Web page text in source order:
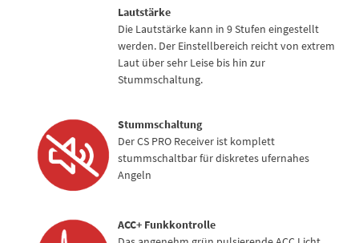
Lautstärke
Die Lautstärke kann in 9 Stufen eingestellt
werden. Der Einstellbereich reicht von extrem
Laut über sehr Leise bis hin zur
Stummschaltung.
Stummschaltung
Der CS PRO Receiver ist komplett
stummschaltbar für diskretes ufernahes
Angeln
ACC+ Funkkontrolle